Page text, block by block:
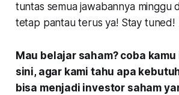
tuntas semua jawabannya minggu
tetap pantau terus ya! Stay tuned!
Mau belajar saham? coba
sini, agar kami tahu apa
bisa menjadi investor saham